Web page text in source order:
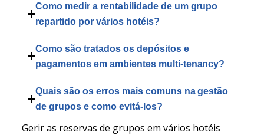
Como medir a rentabilidade de um grupo
repartido por vários hotéis?
Como são tratados os depósitos e
pagamentos em ambientes multi-tenancy?
Quais são os erros mais comuns na gestão
de grupos e como evitá-los?
Gerir as reservas de grupos em vários hotéis